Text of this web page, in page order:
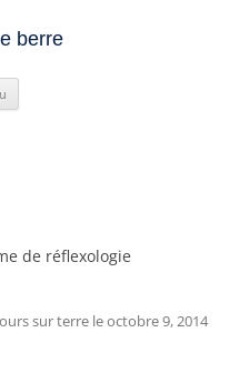
berre
de réflexologie
sur terre leoctobre 9, 2014